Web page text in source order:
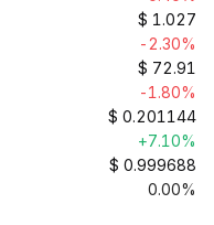
$ 1.027
-2.30%
$ 72.91
-1.80%
$ 0.201144
+7.10%
$ 0.999688
0.00%